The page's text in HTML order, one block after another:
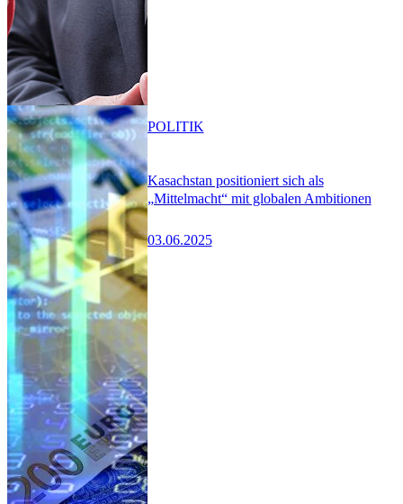
Kasachstan positioniert sich als
„Mittelmacht“ mit globalen Ambitionen
03.06.2025
POLITIK